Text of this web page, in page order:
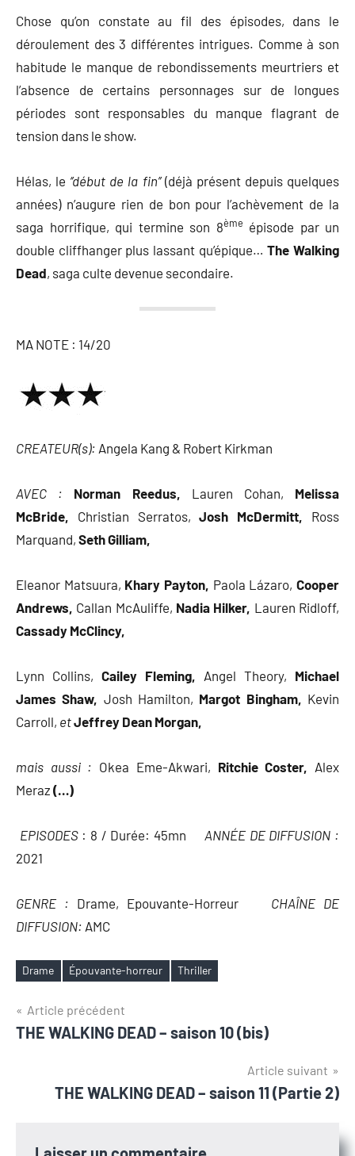
Chose qu’on constate au fil des épisodes, dans le
déroulement des 3 différentes intrigues. Comme à son
habitude le manque de rebondissements meurtriers et
l’absence de certains personnages sur de longues
périodes sont responsables du manque flagrant de
tension dans le show.
Hélas, le ‘’début de la fin’’(déjà présent depuis quelques
années) n’augure rien de bon pour l’achèvement de la
saga horrifique, qui termine son 8ème épisode par un
double cliffhanger plus lassant qu’épique…The Walking
Dead, saga culte devenue secondaire.
MA NOTE : 14/20
CREATEUR(s): Angela Kang & Robert Kirkman
AVEC : Norman Reedus, Lauren Cohan, Melissa
McBride,
Christian Serratos, Josh McDermitt,
Ross
Marquand, Seth Gilliam,
Eleanor Matsuura, Khary Payton, Paola Lázaro, Cooper
Andrews, Callan McAuliffe, Nadia Hilker, Lauren Ridloff,
Cassady McClincy,
Lynn Collins, Cailey Fleming, Angel Theory, Michael
James Shaw, Josh Hamilton, Margot Bingham, Kevin
Carroll, etJeffrey Dean Morgan,
mais aussi : Okea Eme-Akwari, Ritchie Coster,
Alex
Meraz (…)
EPISODES : 8 / Durée: 45mn ANNÉE DE DIFFUSION :
2021
GENRE : Drame, Epouvante-Horreur CHAÎNE DE
DIFFUSION: AMC
Étiquettes
Drame Épouvante-horreur Thriller
Navigation
de
Article précédent
THE WALKING DEAD – saison 10 (bis)
Article suivant
THE WALKING DEAD – saison 11 (Partie 2)